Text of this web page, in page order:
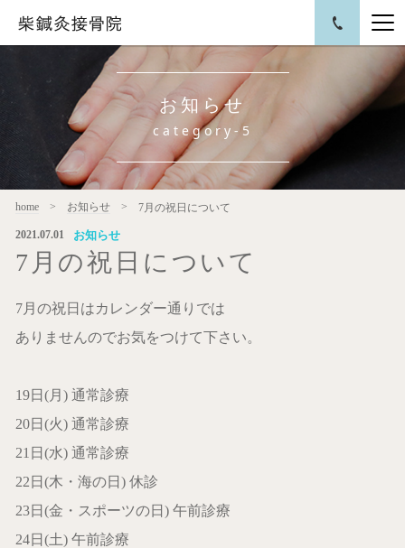
お知らせ
category-5
home お知らせ 7月の祝日について
2021.07.01 お知らせ
7月の祝日について
7月の祝日はカレンダー通りでは
ありませんのでお気をつけて下さい。
19日(月) 通常診療
20日(火) 通常診療
21日(水) 通常診療
22日(木・海の日) 休診
23日(金・スポーツの日) 午前診療
24日(土) 午前診療